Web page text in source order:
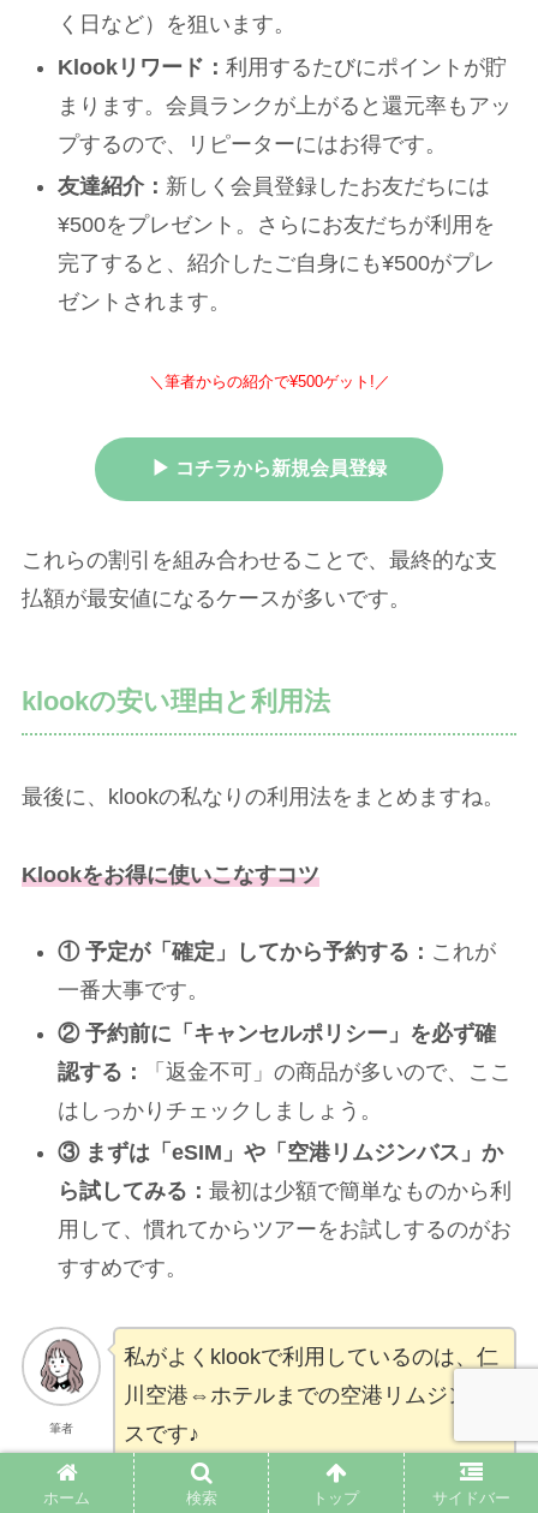
く日など）を狙います。
Klookリワード： 利用するたびにポイントが貯
まります。会員ランクが上がると還元率もアッ
プするので、リピーターにはお得です。
友達紹介： 新しく会員登録したお友だちには
¥500をプレゼント。さらにお友だちが利用を
完了すると、紹介したご自身にも¥500がプレ
ゼントされます。
＼筆者からの紹介で¥500ゲット!／
▶ コチラから新規会員登録
これらの割引を組み合わせることで、最終的な支
払額が最安値になるケースが多いです。
klookの安い理由と利用法
最後に、klookの私なりの利用法をまとめますね。
Klookをお得に使いこなすコツ
① 予定が「確定」してから予約する： これが
一番大事です。
② 予約前に「キャンセルポリシー」を必ず確
認する：
「返金不可」の商品が多いので、ここ
はしっかりチェックしましょう。
③ まずは「eSIM」や「空港リムジンバス」か
ら試してみる： 最初は少額で簡単なものから利
用して、慣れてからツアーをお試しするのがお
すすめです。
筆者
私がよくklookで利用しているのは、仁
川空港⇔ホテルまでの空港リムジンバ
スです♪
ホーム 検索 トップ サイドバー